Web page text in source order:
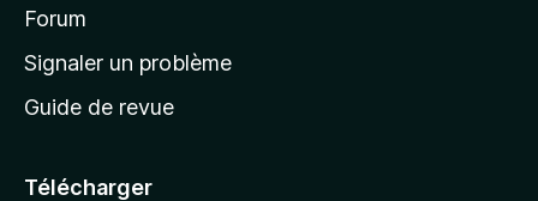
a
c
e
Forum
Signaler un problème
Guide de revue
Télécharger